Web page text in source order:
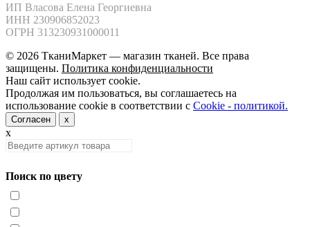
ИП Власова Елена Георгиевна
ИНН 230906852023
ОГРН 313230931000011
© 2026 ТканиМаркет — магазин тканей. Все права
защищены. Политика конфиденциальности
Наш сайт использует cookie.
Продолжая им пользоваться, вы соглашаетесь на
использование cookie в соответствии с Cookie - политикой.
Согласен x
x
Поиск по цвету